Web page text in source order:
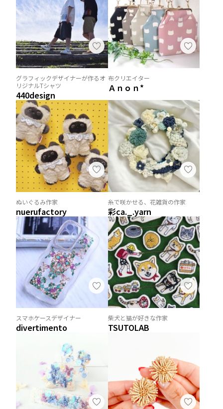
グラフィックデザイナーが作るオ
リジナルTシャツ
440design
布クリエイター
Ａｎｏｎ*
ぬいぐるみ作家
nuerufactory
糸で咲かせる、花雑貨の作家
彩ca._.yarn
スマホケースデザイナー
divertimento
柴犬と猫が好きな作家
TSUTOLAB